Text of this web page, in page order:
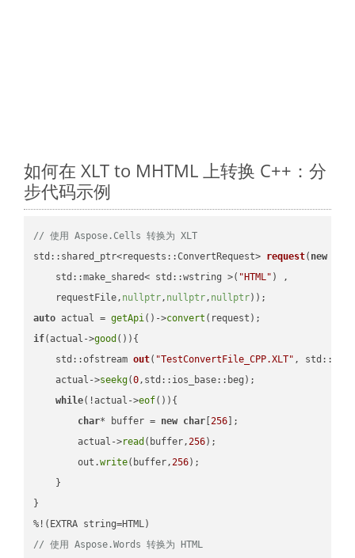
如何在 XLT to MHTML 上转换 C++：分
步代码示例
// 使用 Aspose.Cells 转换为 XLT
std::shared_ptr<requests::ConvertRequest> request( new
    std::make_shared< std::wstring >(
"HTML" ) ,
    requestFile,
nullptr, nullptr, nullptr))
auto actual = getApi()->convert
if(actual->good ()){
std::ofstream out( "TestConvertFile_CPP.XLT" ,
    actual->
seekg(0,std::ios_base::beg);
while(!actual->eof()){
char* buffer = new char [256 ];
        actual->
read (buffer,256);
        out.
write(buffer,256);
    }
}
// 使用 Aspose.Words 转换为 HTML